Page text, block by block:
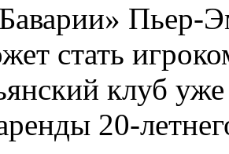
Пьер-
стать
клуб
20-